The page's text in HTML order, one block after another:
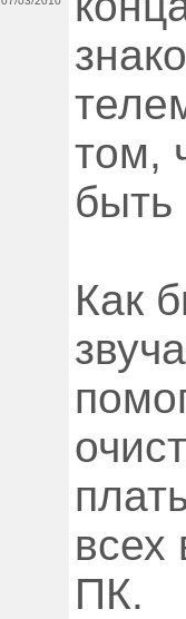
том,
быть
Как
всех
ПК.